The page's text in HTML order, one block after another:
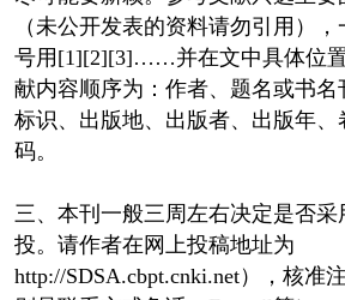
（未公开发表的资料请勿引用）
号用[1][2][3]……并在文中具体位
献内容顺序为：作者、题名或书名
标识、出版地、出版者、出版年
码。
三、本刊一般三周左右决定是否
投。请作者在网上投稿地址为
http://SDSA.cbpt.cnki.net），核准